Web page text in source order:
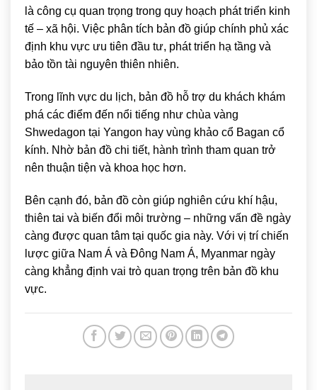
là công cụ quan trọng trong quy hoạch phát triển kinh
tế – xã hội. Việc phân tích bản đồ giúp chính phủ xác
định khu vực ưu tiên đầu tư, phát triển hạ tầng và
bảo tồn tài nguyên thiên nhiên.
Trong lĩnh vực du lịch, bản đồ hỗ trợ du khách khám
phá các điểm đến nổi tiếng như chùa vàng
Shwedagon tại Yangon hay vùng khảo cổ Bagan cổ
kính. Nhờ bản đồ chi tiết, hành trình tham quan trở
nên thuận tiện và khoa học hơn.
Bên cạnh đó, bản đồ còn giúp nghiên cứu khí hậu,
thiên tai và biến đổi môi trường – những vấn đề ngày
càng được quan tâm tại quốc gia này. Với vị trí chiến
lược giữa Nam Á và Đông Nam Á, Myanmar ngày
càng khẳng định vai trò quan trọng trên bản đồ khu
vực.